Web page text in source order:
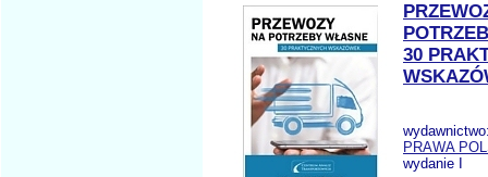
30
PRAWA
wydanie I